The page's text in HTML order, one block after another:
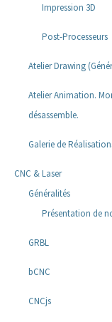
Impression 3D
Post-Processeurs
Atelier Drawing
Atelier Animation.
désassemble.
Galerie de
CNC & Laser
Généralités
Présentation de
GRBL
bCNC
CNCjs